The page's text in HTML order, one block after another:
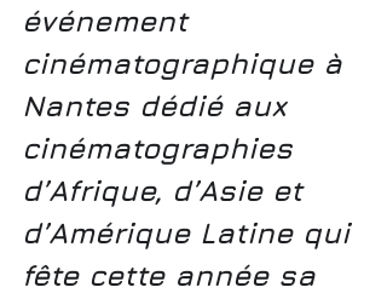
événement
cinématographique à
Nantes dédié aux
cinématographies
d’Afrique, d’Asie et
d’Amérique Latine qui
fête cette année sa